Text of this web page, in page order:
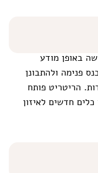
באופן מודע
פנימה ולהתבונן
הריטריט פותח
חדשים לאיזון